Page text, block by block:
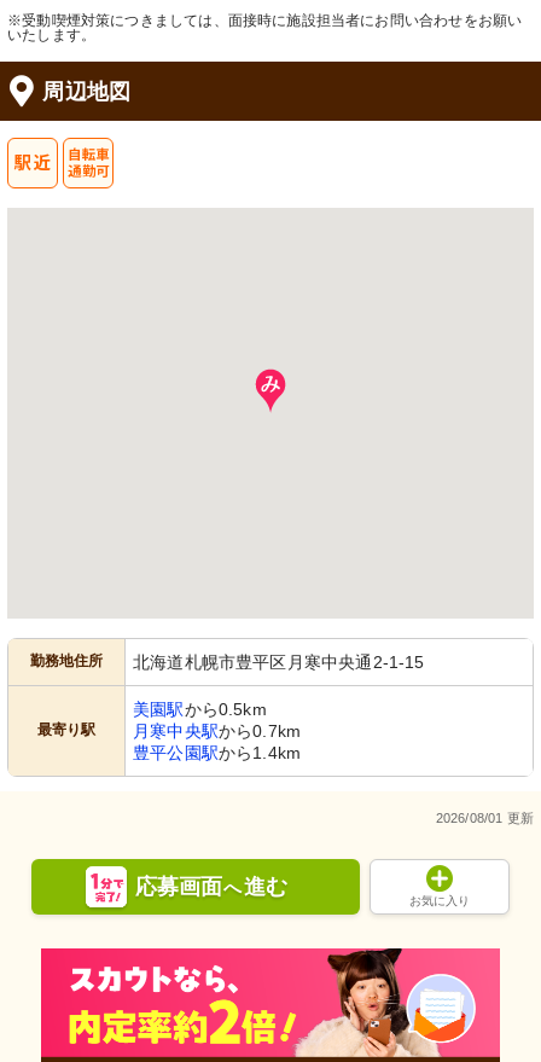
※受動喫煙対策につきましては、面接時に施設担当者にお問い合わせをお願い
いたします。
周辺地図
勤務地住所 北海道札幌市豊平区月寒中央通2-1-15
最寄り駅
美園駅から0.5km
月寒中央駅から0.7km
豊平公園駅から1.4km
2026/08/01 更新
応募画面へ進む
お気に入り